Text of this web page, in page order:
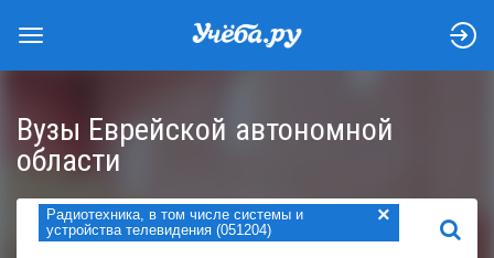
Вузы Еврейской автономной
области
Радиотехника, в том числе системы и
устройства телевидения (051204)
×
НАЙТИ